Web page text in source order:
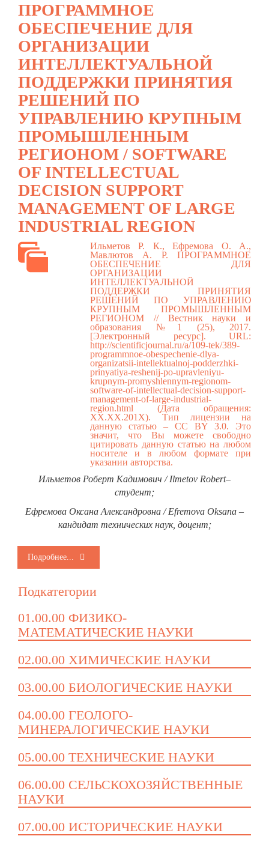
ПРОГРАММНОЕ
ОБЕСПЕЧЕНИЕ ДЛЯ
ОРГАНИЗАЦИИ
ИНТЕЛЛЕКТУАЛЬНОЙ
ПОДДЕРЖКИ ПРИНЯТИЯ
РЕШЕНИЙ ПО
УПРАВЛЕНИЮ КРУПНЫМ
ПРОМЫШЛЕННЫМ
РЕГИОНОМ / SOFTWARE
OF INTELLECTUAL
DECISION SUPPORT
MANAGEMENT OF LARGE
INDUSTRIAL REGION
Ильметов Р. К., Ефремова О. А.,
Мавлютов А. Р. ПРОГРАММНОЕ
ОБЕСПЕЧЕНИЕ ДЛЯ
ОРГАНИЗАЦИИ
ИНТЕЛЛЕКТУАЛЬНОЙ
ПОДДЕРЖКИ ПРИНЯТИЯ
РЕШЕНИЙ ПО УПРАВЛЕНИЮ
КРУПНЫМ ПРОМЫШЛЕННЫМ
РЕГИОНОМ // Вестник науки и
образования №1 (25), 2017.
[Электронный ресурс]. URL:
http://scientificjournal.ru/a/109-tek/389-
programmnoe-obespechenie-dlya-
organizatsii-intellektualnoj-podderzhki-
prinyatiya-reshenij-po-upravleniyu-
krupnym-promyshlennym-regionom-
software-of-intellectual-decision-support-
management-of-large-industrial-
region.html (Дата обращения:
ХХ.ХХ.201Х). Тип лицензии на
данную статью – CC BY 3.0. Это
значит, что Вы можете свободно
цитировать данную статью на любом
носителе и в любом формате при
указании авторства.
Ильметов Роберт Кадимович / Ilmetov Robert–
студент;
Ефремова Оксана Александровна / Efremova Oksana –
кандидат технических наук, доцент;
Подробнее...
Подкатегории
01.00.00 ФИЗИКО-
МАТЕМАТИЧЕСКИЕ НАУКИ
02.00.00 ХИМИЧЕСКИЕ НАУКИ
03.00.00 БИОЛОГИЧЕСКИЕ НАУКИ
04.00.00 ГЕОЛОГО-
МИНЕРАЛОГИЧЕСКИЕ НАУКИ
05.00.00 ТЕХНИЧЕСКИЕ НАУКИ
06.00.00 СЕЛЬСКОХОЗЯЙСТВЕННЫЕ
НАУКИ
07.00.00 ИСТОРИЧЕСКИЕ НАУКИ